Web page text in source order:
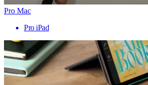
Pro Mac
Pro iPad